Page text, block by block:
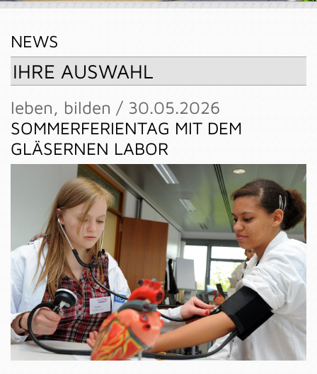
NEWS
IHRE AUSWAHL
leben, bilden / 30.05.2026
SOMMERFERIENTAG MIT DEM
GLÄSERNEN LABOR